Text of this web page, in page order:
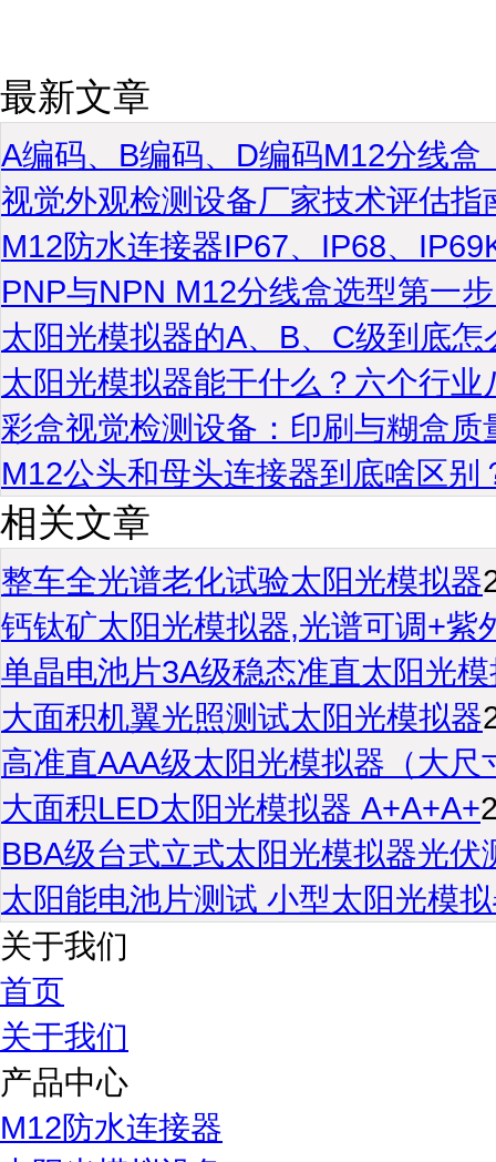
最新文章
A编码、B编码、D编码M12分线盒
视觉外观检测设备厂家技术评估指
M12防水连接器IP67、IP68、
PNP与NPN M12分线盒选型第一
太阳光模拟器的A、B、C级到底怎
太阳光模拟器能干什么？六个行业
彩盒视觉检测设备：印刷与糊盒质
M12公头和母头连接器到底啥区别
相关文章
整车全光谱老化试验太阳光模拟器
钙钛矿太阳光模拟器,光谱可调+紫
单晶电池片3A级稳态准直太阳光
大面积机翼光照测试太阳光模拟器
高准直AAA级太阳光模拟器（大尺
大面积LED太阳光模拟器 A+A+A+
BBA级台式立式太阳光模拟器光伏
太阳能电池片测试 小型太阳光模
关于我们
首页
关于我们
产品中心
M12防水连接器